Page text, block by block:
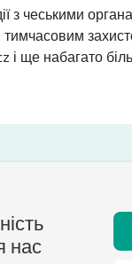
з чеськими
тимчасовим
і ще набагато
8:00 do 16:00
нас